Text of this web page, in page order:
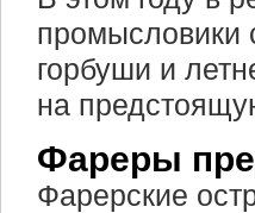
промысловики
горбуши и
на
Фареры
Фарерские